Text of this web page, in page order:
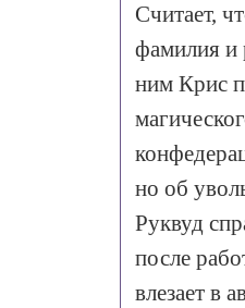
Считает,
фамилия и
ним Крис
но об
Руквуд
после
влезает в